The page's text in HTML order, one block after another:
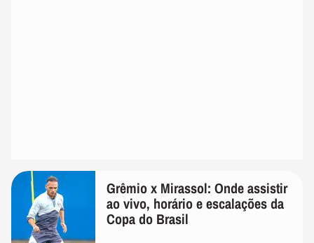
Grêmio x Mirassol: Onde assistir
ao vivo, horário e escalações da
Copa do Brasil